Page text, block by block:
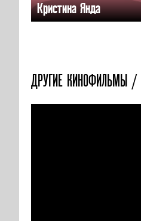
Кристина Янда
ДРУГИЕ КИНОФИЛЬМЫ